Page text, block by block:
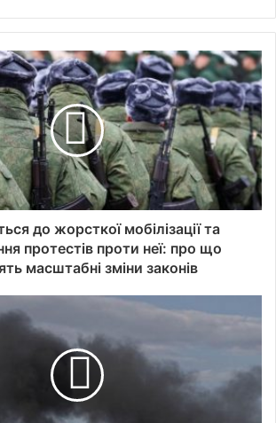
до жорсткої мобілізації та
протестів проти неї: про що
масштабні зміни законів